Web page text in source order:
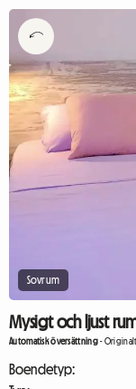
Sovrum
Mysigt och ljust
Automatisk översättning-
Boendetyp: